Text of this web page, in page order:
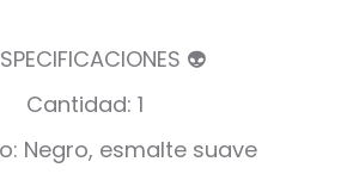
👽
Cantidad: 1
Negro, esmalte suave